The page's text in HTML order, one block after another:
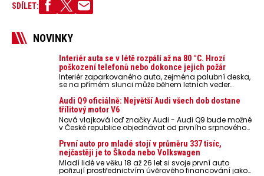
SDÍLET:
NOVINKY
Interiér auta se v létě rozpálí až na 80 °C. Hrozí
poškození telefonů nebo dokonce jejich požár
Interiér zaparkovaného auta, zejména palubní deska,
se na přímém slunci může během letních veder
nebezpečí pro odložené mobilní telefony, powerbanky
nebo notebooky. Můžou urychlit stárnutí baterií,
poškodit elektroniku a ve výjimečných případech i
zvýšit riziko požáru.
Audi Q9 oficiálně: Největší Audi všech dob dostane
třílitový motor V6
Nová vlajková loď značky Audi - Audi Q9 bude možné
v České republice objednávat od prvního srpnového
První auto pro mladé stojí v průměru 337 tisíc,
nejčastěji je to Škoda nebo Volkswagen
Mladí lidé ve věku 18 až 26 let si svoje první auto
pořizují prostřednictvím úvěrového financování jako